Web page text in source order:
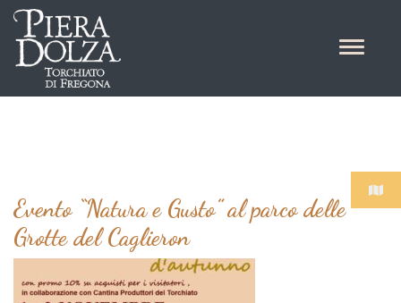
Evento “Natura e Gusto” al parco delle
Grotte del Caglieron